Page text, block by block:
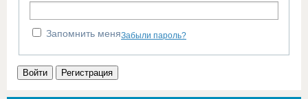
Запомнить меняЗабыли пароль?
Войти Регистрация